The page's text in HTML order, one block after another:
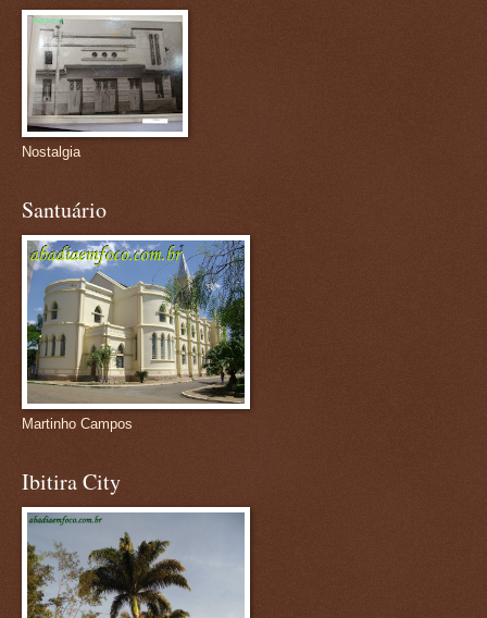
Nostalgia
Santuário
Martinho Campos
Ibitira City